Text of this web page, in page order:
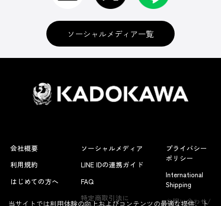
よくあるお問い合わせ
ソーシャルメディア一覧
会社概要
利用規約
はじめての方へ
ソーシャルメディア
LINE IDの連携ガイド
FAQ
特定商取引法に
プライバシー
ポリシー
International
Shipping
お問い合わせ/
当サイトでは利用体験の向上およびコンテンツの最適な提供、ト